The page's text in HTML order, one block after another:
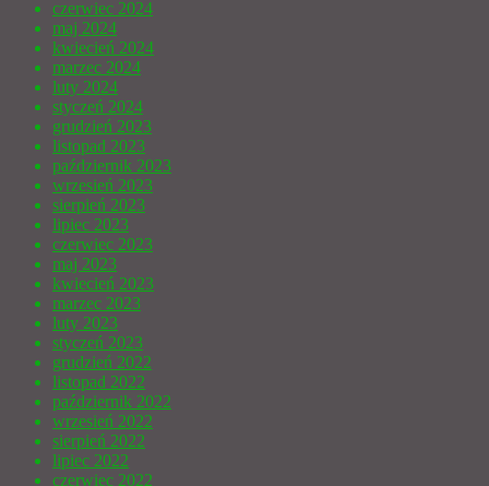
czerwiec 2024
maj 2024
kwiecień 2024
marzec 2024
luty 2024
styczeń 2024
grudzień 2023
listopad 2023
październik 2023
wrzesień 2023
sierpień 2023
lipiec 2023
czerwiec 2023
maj 2023
kwiecień 2023
marzec 2023
luty 2023
styczeń 2023
grudzień 2022
listopad 2022
październik 2022
wrzesień 2022
sierpień 2022
lipiec 2022
czerwiec 2022